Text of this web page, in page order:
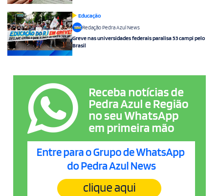
Educação
Redação Pedra Azul News
Greve nas universidades federais paralisa 53 campi pelo
Brasil